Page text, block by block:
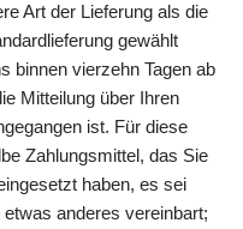
Art der Lieferung als die
gewählt
binnen vierzehn Tagen ab
Mitteilung über Ihren
ist. Für diese
Zahlungsmittel, das Sie
haben, es sei
anderes vereinbart;